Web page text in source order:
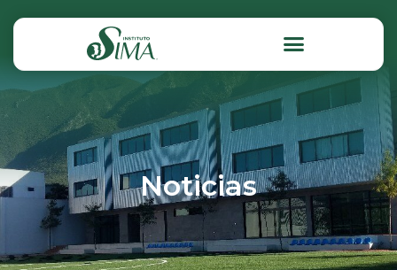
Noticias